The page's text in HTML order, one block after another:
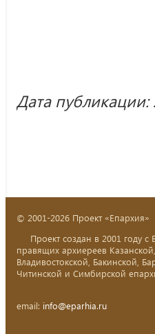
Дата
© 2001-2026 Проект «Епархия»
Проект создан в 2001 году с
правящих архиереев
Владивостокской, Бакинской,
Читинской и Симбирской
email: info@eparhia.ru